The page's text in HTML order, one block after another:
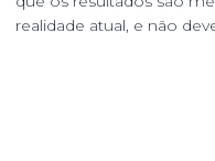
realidade atual, e não